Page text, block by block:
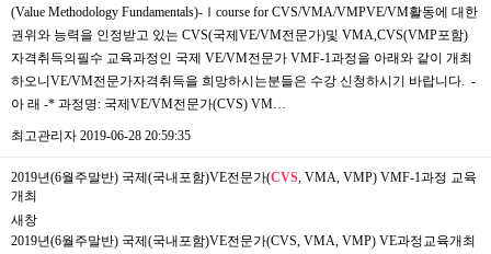
(Value Methodology Fundamentals)-Ⅰcourse for CVS/VMA/VMPVE/VM활동에 대한
권위와 능력을 인정받고 있는 CVS(국제VE/VM전문가)및 VMA,CVS(VMP포함)
자격취득의필수 교육과정인 국제 VE/VM전문가 VMF-1과정을 아래와 같이 개최
하오니VE/VM전문가자격취득을 희망하시는분들은 수강 신청하시기 바랍니다. ​ -
아 래 -* 과정명: 국제VE/VM전문가(CVS) VM…
최고관리자 2019-06-28 20:59:35
2019년(6월주말반) 국제(국내포함)VE전문가(CVS , VMA, VMP) VMF-1과정 교육
개최
새창
2019년(6월주말반) 국제(국내포함)VE전문가(CVS, VMA, VMP) VE과정교육개최